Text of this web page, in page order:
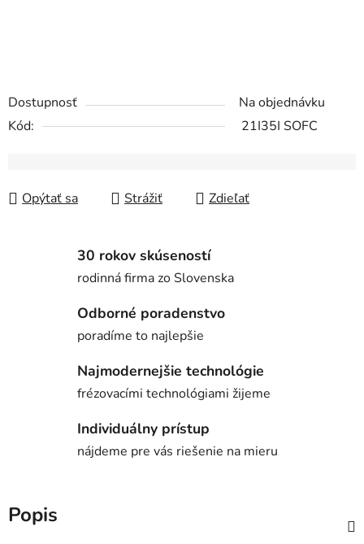
Dostupnosť
Na objednávku
Kód:
21I35I SOFC
Opýtať sa Strážiť Zdieľať
30 rokov skúseností
rodinná firma zo Slovenska
Odborné poradenstvo
poradíme to najlepšie
Najmodernejšie technológie
frézovacími technológiami žijeme
Individuálny prístup
nájdeme pre vás riešenie na mieru
Popis